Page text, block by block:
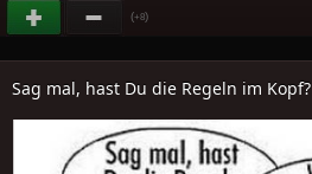
(+8)
Sag mal, hast Du die Regeln im Kopf?